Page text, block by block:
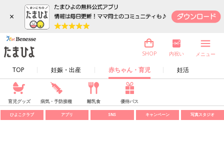
×
TOP 妊娠・出産 赤ちゃん・育児 妊活
SHOP 内祝い メニュー
育児グッズ 病気・予防接種 離乳食 優待パス
ひよこクラブ アプリ SNS キャンペーン 写真スタジオ